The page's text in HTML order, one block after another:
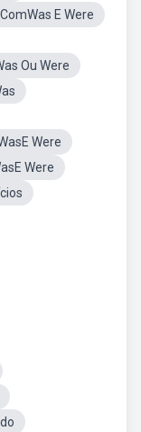
E Were
Ou Were
Were
Were